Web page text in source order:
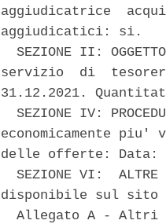
aggiudicatrice
aggiudicatici: si.
SEZIONE II:
servizio  di
31.12.2021.
SEZIONE IV:
economicamente
delle offerte: Data:
SEZIONE VI:  ALTRE
disponibile sul sito
Allegato A - Altri